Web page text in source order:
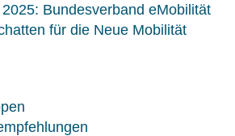
Bundesverband eMobilität
für die Neue Mobilität